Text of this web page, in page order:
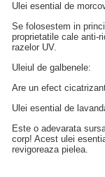
Ulei esential de
Se folosestem in
proprietatile cale anti-
razelor UV.
Uleiul de galbenele:
Are un efect
Ulei esential de
Este o adevarata
corp! Acest ulei
revigoreaza pielea.